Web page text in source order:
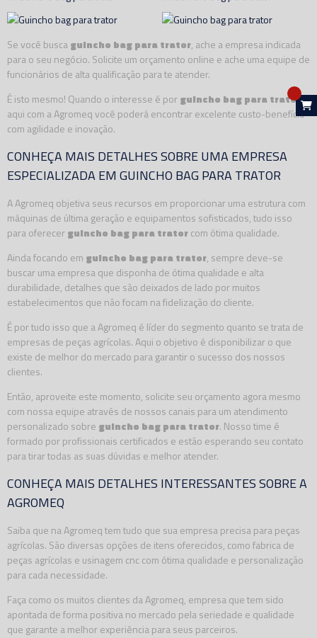
Se você buscaguincho bag para trator, ache a empresa indicada
para o seu negócio. Solicite um orçamento online e ache uma equipe de
funcionários de alta qualificação para te atender.
É isto mesmo! Quando o interesse é porguincho bag para trator
aqui com a Agromeq você poderá encontrar excelente custo-benefício
com agilidade e inovação.
CONHEÇA MAIS DETALHES SOBRE UMA EMPRESA
ESPECIALIZADA EM GUINCHO BAG PARA TRATOR
A Agromeq objetiva seus recursos em proporcionar uma estrutura com
máquinas de última geração e equipamentos sofisticados, tudo isso
para oferecerguincho bag para tratorcom ótima qualidade.
Ainda focando em guincho bag para trator, sempre deve-se
buscar uma empresa que disponha de ótima qualidade e alta
durabilidade, detalhes que são deixados de lado por muitos
estabelecimentos que não focam na fidelização do cliente.
É por tudo isso que a Agromeq é líder do segmento quanto se trata de
empresas de peças agrícolas. Aqui o objetivo é disponibilizar o que
existe de melhor do mercado para garantir o sucesso dos nossos
clientes.
Então, aproveite este momento, solicite seu orçamento agora mesmo
com nossa equipe através de nossos canais para um atendimento
personalizado sobre guincho bag para trator. Nosso time é
formado por profissionais certificados e estão esperando seu contato
para tirar todas as suas dúvidas e melhor atender.
CONHEÇA MAIS DETALHES INTERESSANTES SOBRE A
AGROMEQ
Saiba que na Agromeq tem tudo que sua empresa precisa para peças
agrícolas. São diversas opções de itens oferecidos, como fabrica de
peças agrícolas e usinagem cnc com ótima qualidade e personalização
para cada necessidade.
Faça como os muitos clientes da Agromeq, empresa que tem sido
apontada de forma positiva no mercado pela seriedade e qualidade
que garante a melhor experiência para seus parceiros.